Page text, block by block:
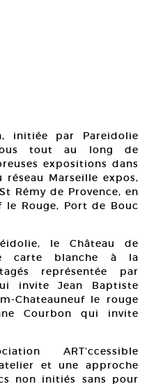
initiée par Pareidolie
tout au long de
expositions dans
Marseille expos,
Rémy de Provence, en
le Rouge, Port de Bouc
le Château de
carte blanche à la
représentée par
invite Jean Baptiste
Chateauneuf le rouge
Courbon qui invite
ART’ccessible
et une approche
non initiés sans pour